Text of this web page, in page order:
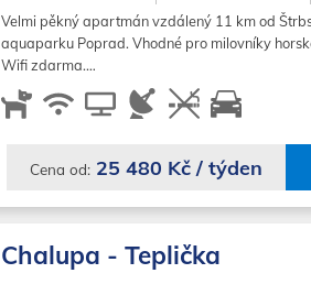
Velmi pěkný apartmán vzdálený 11 km od
aquaparku Poprad. Vhodné pro milovníky
Wifi zdarma.…
Cena od: 25 480 Kč / týden
Chalupa - Teplička